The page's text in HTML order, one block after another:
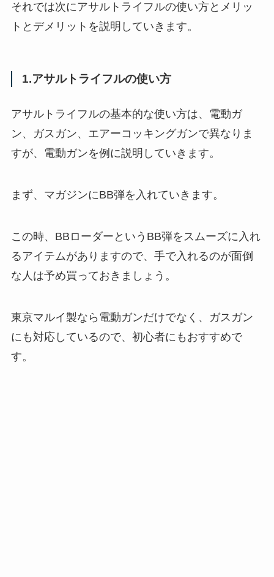
それでは次にアサルトライフルの使い方とメリッ
トとデメリットを説明していきます。
1.アサルトライフルの使い方
アサルトライフルの基本的な使い方は、電動ガ
ン、ガスガン、エアーコッキングガンで異なりま
すが、電動ガンを例に説明していきます。
まず、マガジンにBB弾を入れていきます。
この時、BBローダーというBB弾をスムーズに入れ
るアイテムがありますので、手で入れるのが面倒
な人は予め買っておきましょう。
東京マルイ製なら電動ガンだけでなく、ガスガン
にも対応しているので、初心者にもおすすめで
す。